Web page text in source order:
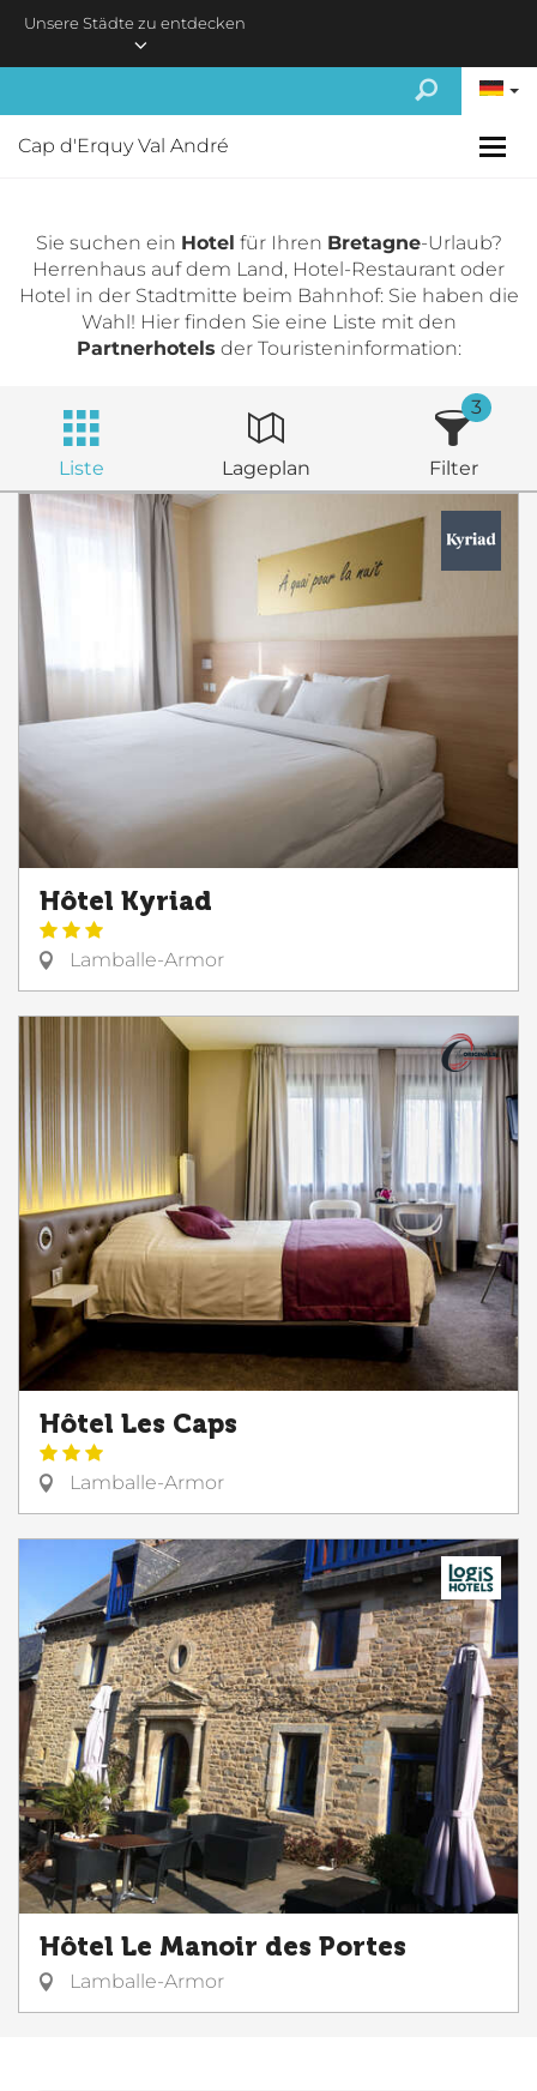
Skip to main content
Unsere Städte zu entdecken
Cap d'Erquy Val André
Sie suchen ein Hotel für Ihren Bretagne-Urlaub?
Herrenhaus auf dem Land, Hotel-Restaurant oder
Hotel in der Stadtmitte beim Bahnhof: Sie haben die
Wahl! Hier finden Sie eine Liste mit den
Partnerhotels der Touristeninformation:
Liste Lageplan Filter
3
Hôtel Kyriad
Lamballe-Armor
Hôtel Les Caps
Lamballe-Armor
Hôtel Le Manoir des Portes
Lamballe-Armor